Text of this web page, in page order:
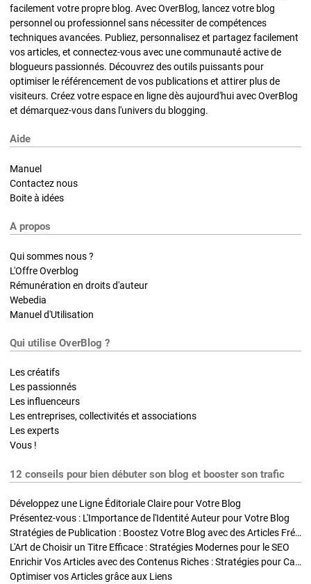
facilement votre propre blog. Avec OverBlog, lancez votre blog
personnel ou professionnel sans nécessiter de compétences
techniques avancées. Publiez, personnalisez et partagez facilement
vos articles, et connectez-vous avec une communauté active de
blogueurs passionnés. Découvrez des outils puissants pour
optimiser le référencement de vos publications et attirer plus de
visiteurs. Créez votre espace en ligne dès aujourd'hui avec OverBlog
et démarquez-vous dans l'univers du blogging.
Aide
Manuel
Contactez nous
Boite à idées
A propos
Qui sommes nous ?
L'Offre Overblog
Rémunération en droits d'auteur
Webedia
Manuel d'Utilisation
Qui utilise OverBlog ?
Les créatifs
Les passionnés
Les influenceurs
Les entreprises, collectivités et associations
Les experts
Vous !
12 conseils pour bien débuter son blog et booster son trafic
Développez une Ligne Éditoriale Claire pour Votre Blog
Présentez-vous : L'Importance de l'Identité Auteur pour Votre Blog
Stratégies de Publication : Boostez Votre Blog avec des Articles Fréquents et Exclusifs
L'Art de Choisir un Titre Efficace : Stratégies Modernes pour le SEO
Enrichir Vos Articles avec des Contenus Riches : Stratégies pour Captiver et Optimiser
Optimiser vos Articles grâce aux Liens